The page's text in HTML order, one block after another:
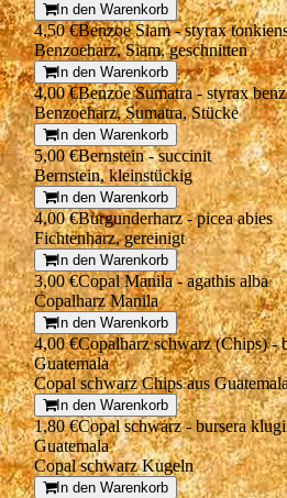
In den Warenkorb
4,50 €Benzoe Siam - styrax
Benzoeharz, Siam, geschnitten
In den Warenkorb
4,00 €Benzoe Sumatra - styrax
Benzoeharz, Sumatra, Stücke
In den Warenkorb
5,00 €Bernstein - succinit
Bernstein, kleinstückig
In den Warenkorb
4,00 €Burgunderharz - picea abies
Fichtenharz, gereinigt
In den Warenkorb
3,00 €Copal Manila - agathis alba
Copalharz Manila
In den Warenkorb
4,00 €Copalharz schwarz (Chips) -
Guatemala
Copal schwarz Chips aus
In den Warenkorb
1,80 €Copal schwarz - bursera
Guatemala
Copal schwarz Kugeln
In den Warenkorb